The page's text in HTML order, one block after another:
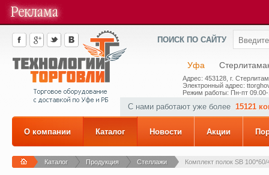
ПОИСК ПО САЙТУ
Уфа
Адрес: 453128, г.
Электронный адрес:
Режим работы: Пн-пт
С нами работают уже более 15121
О компании Каталог Новости Акции
Каталог Продукция Стеллажи Комплект полок SB